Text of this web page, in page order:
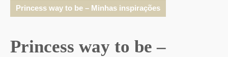
Princess way to be – Minhas inspirações
Princess way to be –